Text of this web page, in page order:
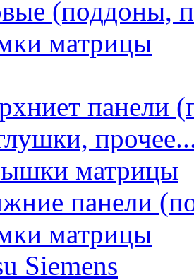
(поддоны,
матрицы
панели
матрицы
панели
матрицы
Siemens